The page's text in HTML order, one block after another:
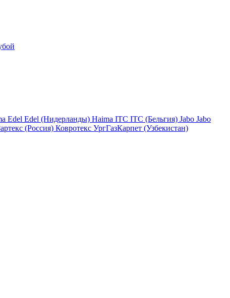
Edel Edel (Нидерланды) Haima ITC ITC (Бельгия) Jabo Jabo
(Россия) Ковротекс УргГазКарпет (Узбекистан)